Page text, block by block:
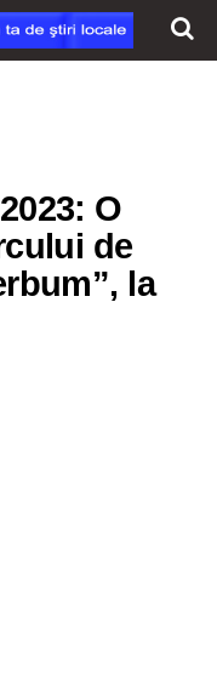
O
de
la